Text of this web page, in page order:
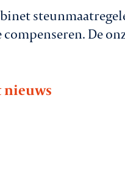
compenseren. De
nieuws